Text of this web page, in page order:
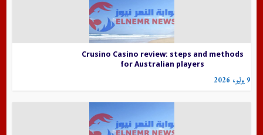
Crusino Casino review: steps and methods
for Australian players
9 يوليو، 2026